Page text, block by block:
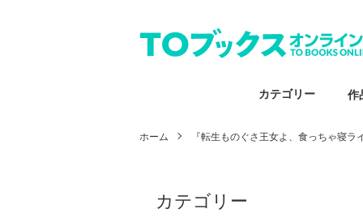
カテゴリー 作
ホーム 『転生ものぐさ王女よ、食っちゃ寝ラ
カテゴリー